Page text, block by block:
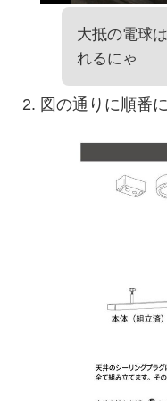
大抵の電球
れるにゃ
図の通りに順番